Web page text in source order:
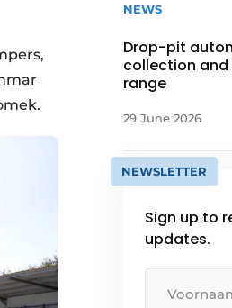
NEWS
Drop-pit
collection and
range
29 June 2026
NEWSLETTER
Sign up to
updates.